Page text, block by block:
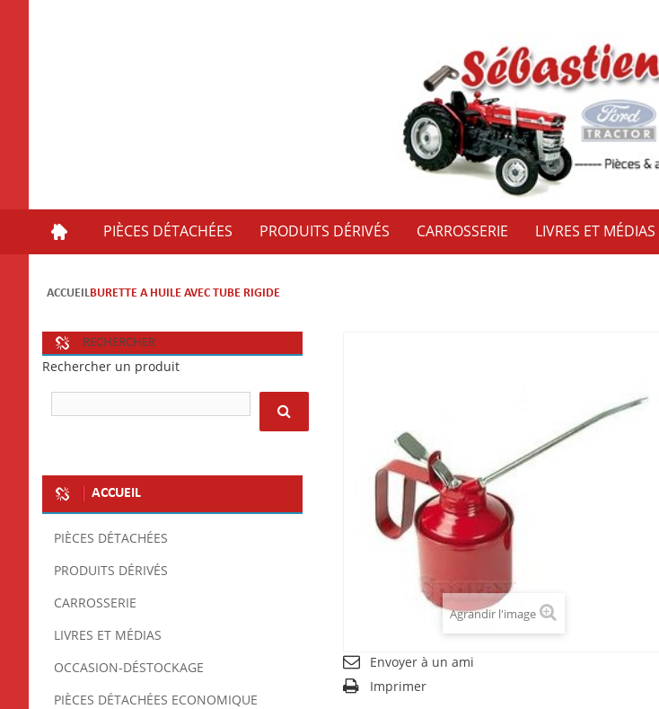
PIÈCES DÉTACHÉES PRODUITS DÉRIVÉS CARROSSERIE LIVRES ET MÉDIAS
ACCUEILBURETTE A HUILE AVEC TUBE RIGIDE
RECHERCHER
Rechercher un produit
ACCUEIL
PIÈCES DÉTACHÉES
PRODUITS DÉRIVÉS
CARROSSERIE
LIVRES ET MÉDIAS
OCCASION-DÉSTOCKAGE
PIÈCES DÉTACHÉES ECONOMIQUE
Agrandir l'image
Envoyer à un ami
Imprimer